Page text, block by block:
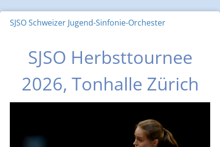
SJSO Schweizer Jugend-Sinfonie-Orchester
SJSO Herbsttournee
2026, Tonhalle Zürich